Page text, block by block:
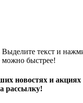
текст и
можно быстрее!
новостях и
рассылку!